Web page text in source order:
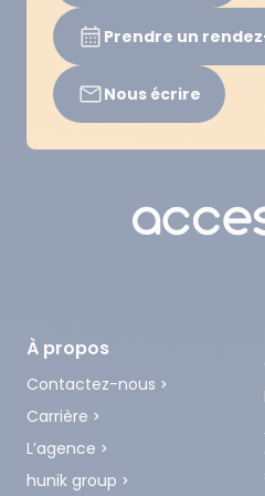
Prendre un
Nous écrire
À propos
Contactez-nous
Carrière
L’agence
hunik group